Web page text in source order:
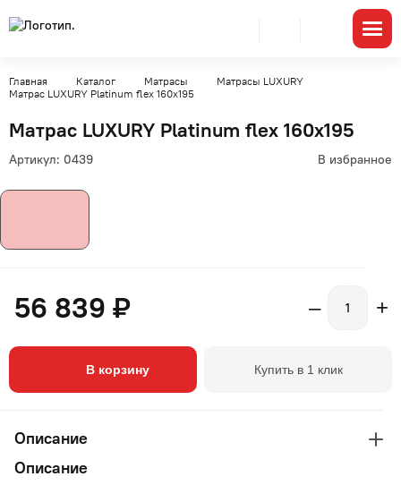
Главная Каталог Матрасы
Матрасы LUXURY
Матрас LUXURY Platinum flex 160x195
Матрас LUXURY Platinum flex 160x195
Артикул: 0439 В избранное
56 839 ₽ – +
В корзину Купить в 1 клик
Описание
Описание